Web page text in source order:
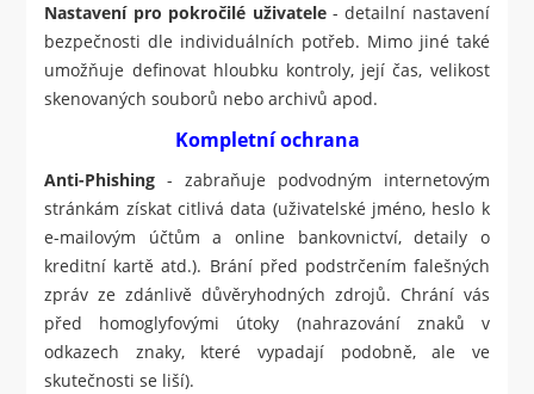
Nastavení pro pokročilé uživatele- detailní nastavení
bezpečnosti dle individuálních potřeb. Mimo jiné také
umožňuje definovat hloubku kontroly, její čas, velikost
skenovaných souborů nebo archivů apod.
Kompletní ochrana
Anti-Phishing - zabraňuje podvodným internetovým
stránkám získat citlivá data (uživatelské jméno, heslo k
e-mailovým účtům a online bankovnictví, detaily o
kreditní kartě atd.). Brání před podstrčením falešných
zpráv ze zdánlivě důvěryhodných zdrojů. Chrání vás
před homoglyfovými útoky (nahrazování znaků v
odkazech znaky, které vypadají podobně, ale ve
skutečnosti se liší).